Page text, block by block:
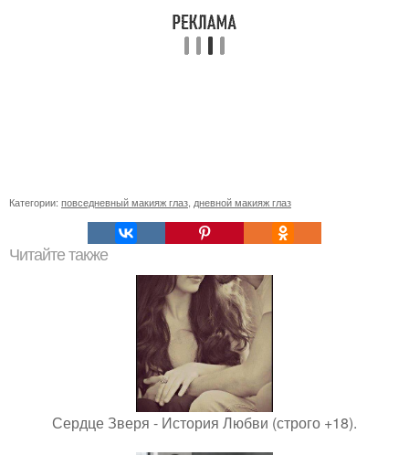
Категории: повседневный макияж глаз дневной макияж глаз
Читайте также
Сердце Зверя - История Любви (строго +18).